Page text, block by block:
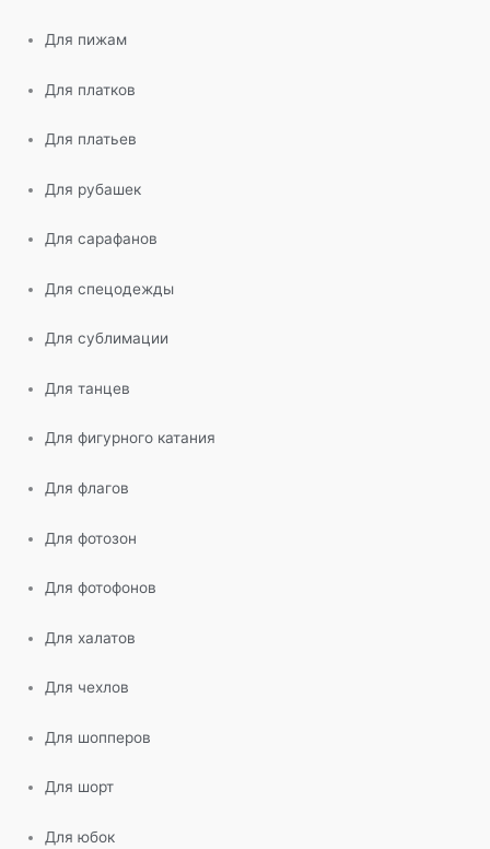
Для пижам
Для платков
Для платьев
Для рубашек
Для сарафанов
Для спецодежды
Для сублимации
Для танцев
Для фигурного катания
Для флагов
Для фотозон
Для фотофонов
Для халатов
Для чехлов
Для шопперов
Для шорт
Для юбок